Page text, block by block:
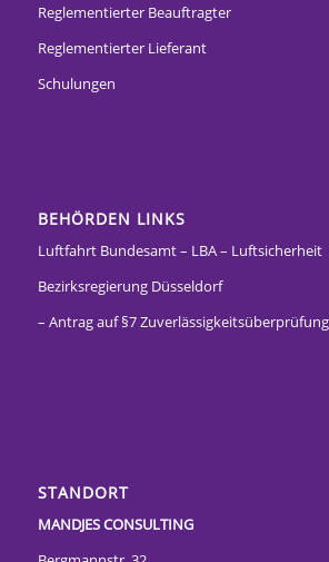
Reglementierter Beauftragter
Reglementierter Lieferant
Schulungen
BEHÖRDEN LINKS
Luftfahrt Bundesamt – LBA – Luftsicherheit
Bezirksregierung Düsseldorf
– Antrag auf §7 Zuverlässigkeitsüberprüfung
STANDORT
MANDJES CONSULTING